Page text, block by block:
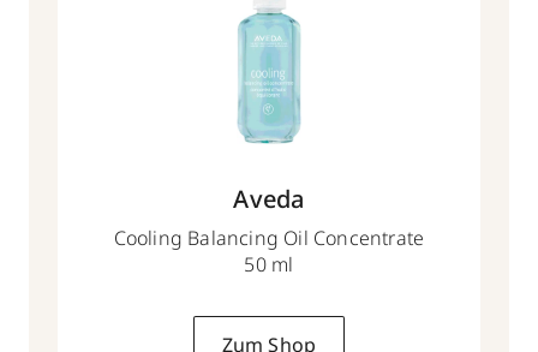
Aveda
Cooling Balancing Oil Concentrate
50 ml
Zum Shop